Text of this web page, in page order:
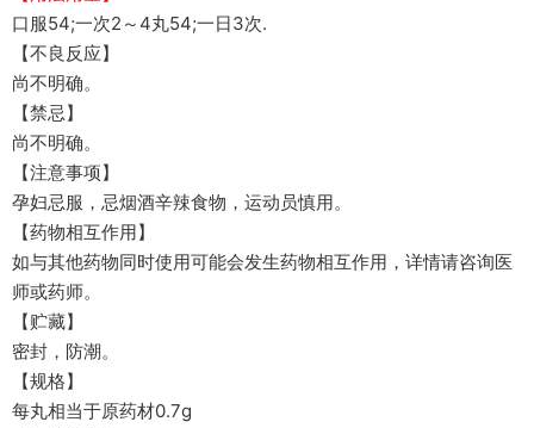
口服54;一次2～4丸54;一日3次.
【不良反应】
尚不明确。
【禁忌】
尚不明确。
【注意事项】
孕妇忌服，忌烟酒辛辣食物，运动员慎用。
【药物相互作用】
如与其他药物同时使用可能会发生药物相互作用，详情请咨询医
师或药师。
【贮藏】
密封，防潮。
【规格】
每丸相当于原药材0.7g